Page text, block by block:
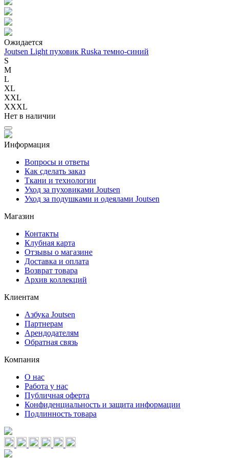
Ожидается
Joutsen Light пуховик Ruska темно-синий
S
M
L
XL
XXL
XXXL
Нет в наличии
Информация
Вопросы и ответы
Как сделать заказ
Ткани и технологии
Уход за пуховиками Joutsen
Уход за подушками и одеялами Joutsen
Магазин
Контакты
Клубная карта
Отзывы о магазине
Доставка и оплата
Возврат товара
Архив коллекций
Клиентам
Азбука Joutsen
Партнерам
Арендодателям
Обратная связь
Компания
О нас
Работа у нас
Публичная оферта
Конфиденциальность и защита информации
Подлинность товара